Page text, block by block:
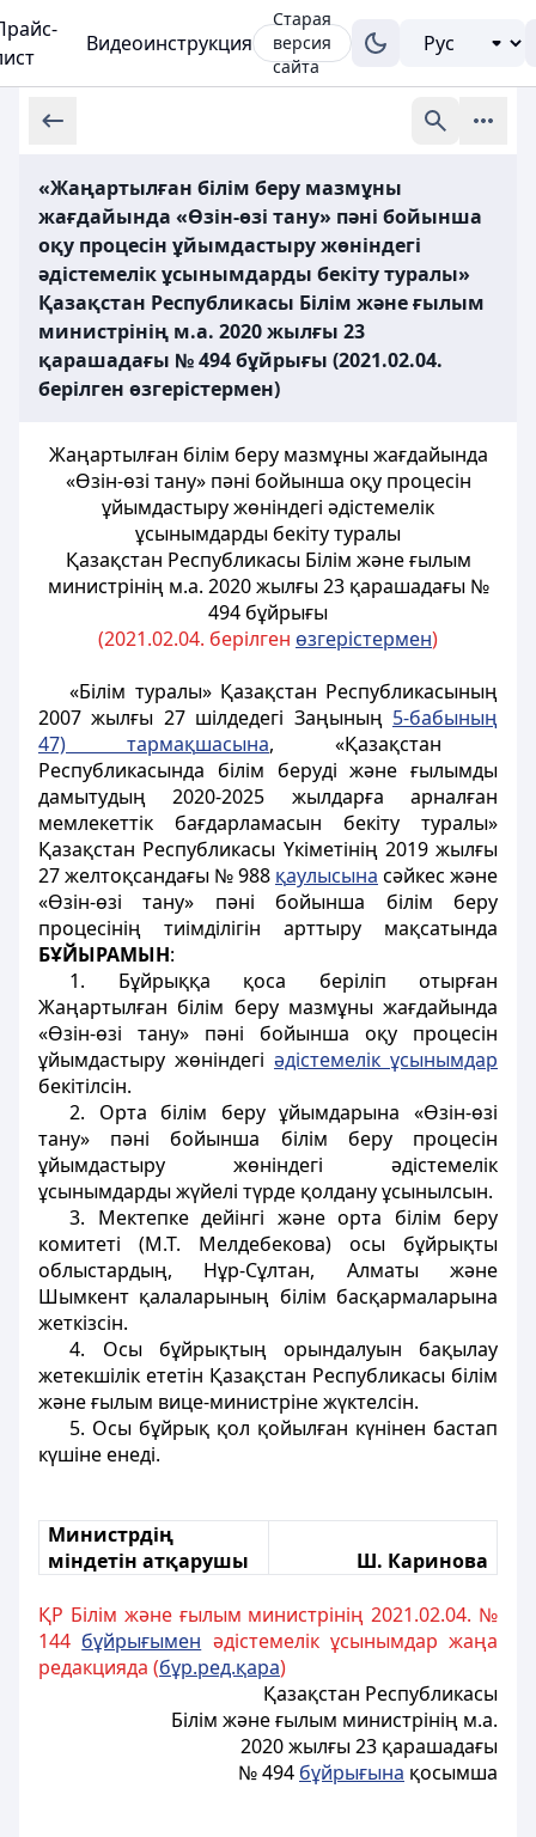
Видеоинструкция
Старая
версия
сайта
«Жаңартылған білім беру мазмұны
жағдайында «Өзін-өзі тану» пәні бойынша
оқу процесін ұйымдастыру жөніндегі
әдістемелік ұсынымдарды бекіту туралы»
Қазақстан Республикасы Білім және ғылым
министрінің м.а. 2020 жылғы 23
қарашадағы № 494 бұйрығы (2021.02.04.
берілген өзгерістермен)
Жаңартылған білім беру мазмұны жағдайында
«Өзін-өзі тану» пәні бойынша оқу процесін
ұйымдастыру жөніндегі әдістемелік
ұсынымдарды бекіту туралы
Қазақстан Республикасы Білім және ғылым
министрінің м.а. 2020 жылғы 23 қарашадағы №
494 бұйрығы
(2021.02.04. берілген өзгерістермен)
«Білім туралы» Қазақстан Республикасының
2007 жылғы 27 шілдедегі Заңының 5-бабының
47) тармақшасына, «Қазақстан
Республикасында білім беруді және ғылымды
дамытудың 2020-2025 жылдарға арналған
мемлекеттік бағдарламасын бекіту туралы»
Қазақстан Республикасы Үкіметінің 2019 жылғы
27 желтоқсандағы № 988 қаулысына сәйкес және
«Өзін-өзі тану» пәні бойынша білім беру
процесінің тиімділігін арттыру мақсатында
БҰЙЫРАМЫН:
1. Бұйрыққа қоса беріліп отырған
Жаңартылған білім беру мазмұны жағдайында
«Өзін-өзі тану» пәні бойынша оқу процесін
ұйымдастыру жөніндегі әдістемелік ұсынымдар
бекітілсін.
2. Орта білім беру ұйымдарына «Өзін-өзі
тану» пәні бойынша білім беру процесін
ұйымдастыру жөніндегі әдістемелік
ұсынымдарды жүйелі түрде қолдану ұсынылсын.
3. Мектепке дейінгі және орта білім беру
комитеті (М.Т. Мелдебекова) осы бұйрықты
облыстардың, Нұр-Сұлтан, Алматы және
Шымкент қалаларының білім басқармаларына
жеткізсін.
4. Осы бұйрықтың орындалуын бақылау
жетекшілік ететін Қазақстан Республикасы білім
және ғылым вице-министріне жүктелсін.
5. Осы бұйрық қол қойылған күнінен бастап
күшіне енеді.
Министрдің
міндетін атқарушы
Ш. Каринова
ҚР Білім және ғылым министрінің 2021.02.04. №
144 бұйрығымен әдістемелік ұсынымдар жаңа
редакцияда (бұр.ред.қара)
Қазақстан Республикасы
Білім және ғылым министрінің м.а.
2020 жылғы 23 қарашадағы
№ 494 бұйрығына қосымша